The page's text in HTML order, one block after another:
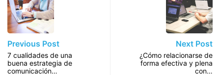
Previous Post
7 cualidades de una
buena estrategia de
comunicación…
Next Post
¿Cómo relacionarse de
forma efectiva y plena
con…